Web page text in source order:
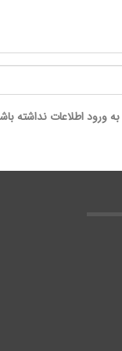
ورود اطلاعات نداشته